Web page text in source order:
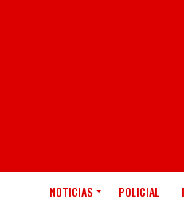
NOTICIAS POLICIAL